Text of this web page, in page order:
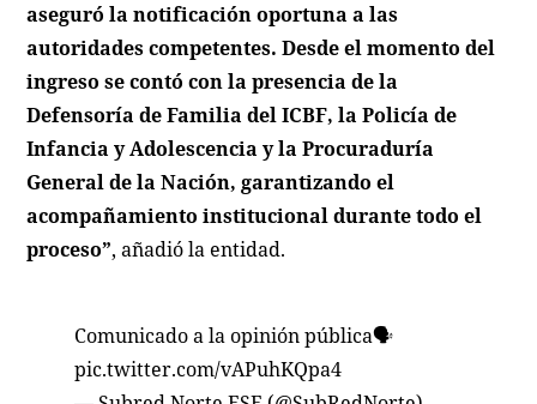
aseguró la notificación oportuna a las
autoridades competentes. Desde el momento del
ingreso se contó con la presencia de la
Defensoría de Familia del ICBF, la Policía de
Infancia y Adolescencia y la Procuraduría
General de la Nación, garantizando el
acompañamiento institucional durante todo el
proceso”, añadió la entidad.
Comunicado a la opinión pública🗣️
pic.twitter.com/vAPuhKQpa4